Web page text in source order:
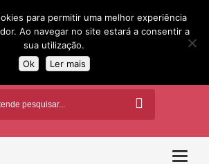
para permitir uma melhor experiência
Ao navegar no site estará a consentir a
sua utilização.
Ok
Ler mais